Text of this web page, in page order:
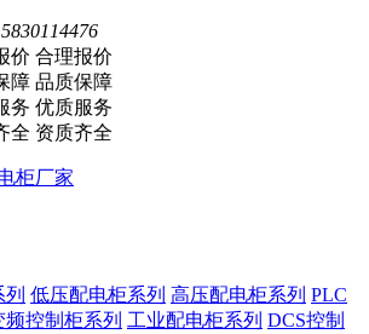
合理报价
品质保障
优质服务
资质齐全
低压配电柜系列 高压配电柜系列 PLC
频控制柜系列 工业配电柜系列 DCS控制